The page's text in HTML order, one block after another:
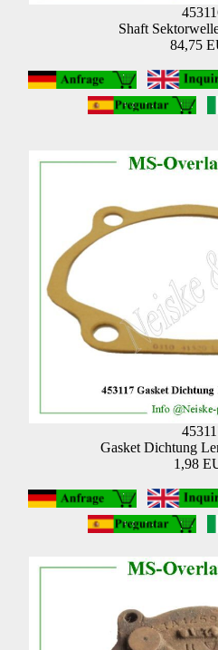
Shaft
84,75
Gasket Dichtung
1,98